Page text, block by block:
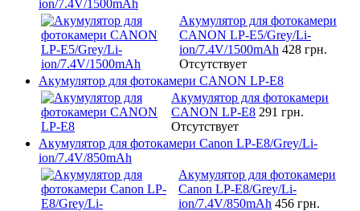
ion/7.4V/1500mAh
Акумулятор для фотокамери
CANON LP-E5/Grey/Li-
ion/7.4V/1500mAh 428 грн.
Отсутствует
Акумулятор для фотокамери CANON LP-E8
Акумулятор для фотокамери
CANON LP-E8 291 грн.
Отсутствует
Акумулятор для фотокамери Canon LP-E8/Grey/Li-
ion/7.4V/850mAh
Акумулятор для фотокамери
Canon LP-E8/Grey/Li-
ion/7.4V/850mAh 456 грн.